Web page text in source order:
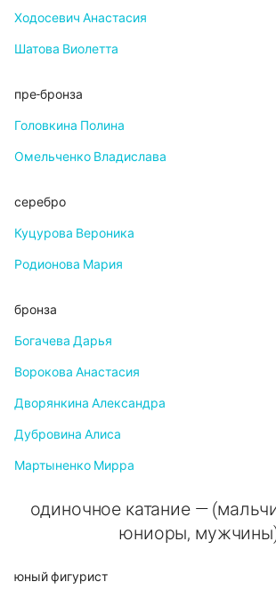
Ходосевич Анастасия
Шатова Виолетта
пре-бронза
Головкина Полина
Омельченко Владислава
серебро
Куцурова Вероника
Родионова Мария
бронза
Богачева Дарья
Ворокова Анастасия
Дворянкина Александра
Дубровина Алиса
Мартыненко Мирра
одиночное катание —
юниоры,
юный фигурист